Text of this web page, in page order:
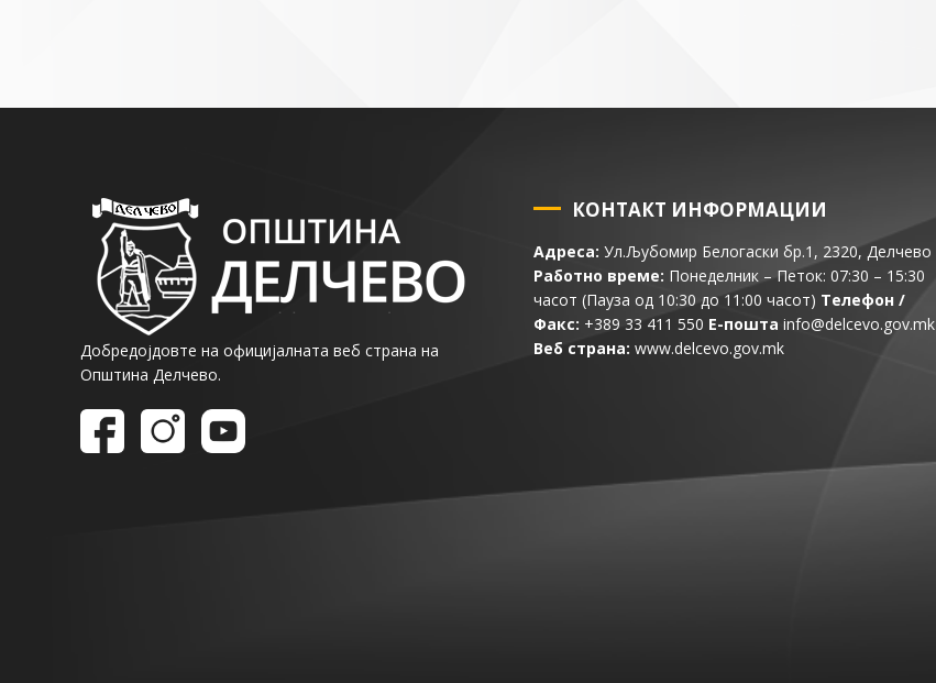
Добредојдовте на официјалната веб страна на
Општина Делчево.
КОНТАКТ ИНФОРМАЦИИ
Адреса: Ул.Љубомир Белогаски бр.1, 2320, Делчево
Работно време: Понеделник – Петок: 07:30 – 15:30
часот (Пауза од 10:30 до 11:00 часот) Телефон /
Факс: +389 33 411 550 Е-пошта info@delcevo.gov.mk
Веб страна: www.delcevo.gov.mk